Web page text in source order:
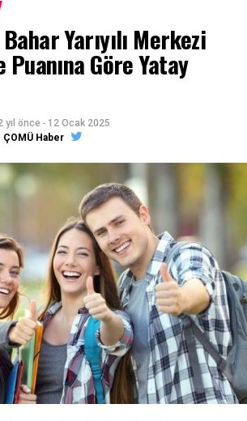
ve Psikolojik Danışmanlık (İ.Ö)
Yarıyılı Merkezi
Göre Yatay
yıl önce - 12 Ocak 2025
ÇOMÜ Haber